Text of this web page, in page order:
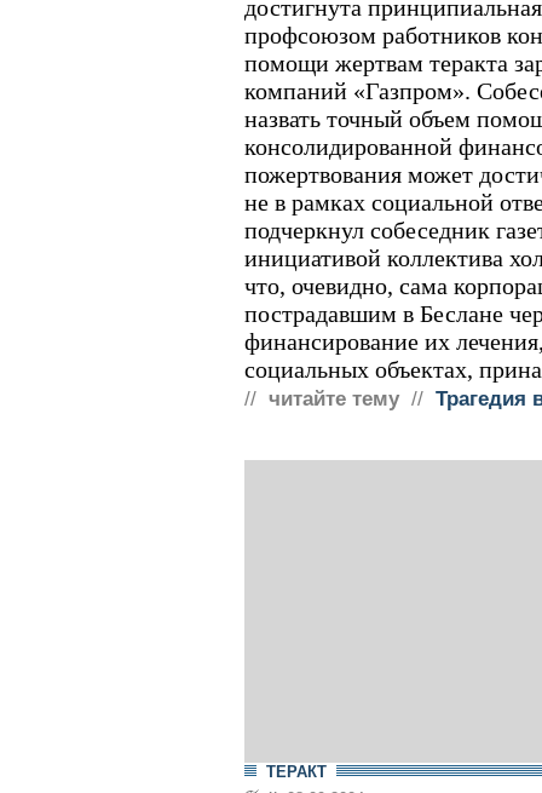
достигнута
профсоюзом работников
помощи жертвам теракта
компаний «Газпром».
назвать точный объем
консолидированной
пожертвования может
не в рамках социальной
подчеркнул собеседник
инициативой коллектива
что, очевидно, сама
пострадавшим в Беслане
финансирование их
социальных объектах,
// читайте тему // Трагедия
ТЕРАКТ